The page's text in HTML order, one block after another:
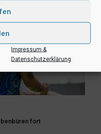
Impressum &
Datenschutzerklärung
fort